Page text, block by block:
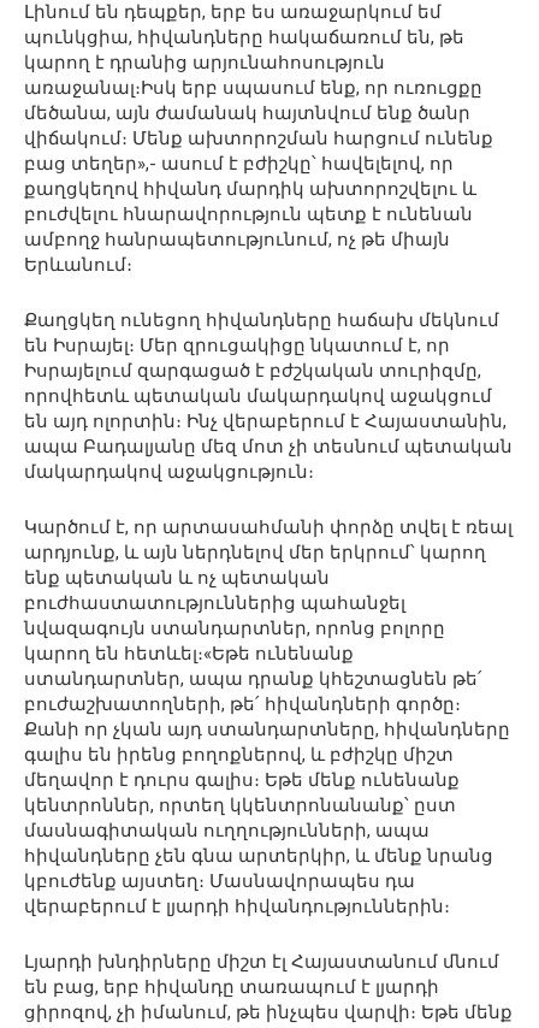
Լինում են դեպքեր, երբ ես առաջարկում եմ
պունկցիա, հիվանդները հակաճառում են, թե
կարող է դրանից արյունահոսություն
առաջանալ։Իսկ երբ սպասում ենք, որ ուռուցքը
մեծանա, այն ժամանակ հայտնվում ենք ծանր
վիճակում։ Մենք ախտորոշման հարցում ունենք
բաց տեղեր»,- ասում է բժիշկը՝ հավելելով, որ
քաղցկեղով հիվանդ մարդիկ ախտորոշվելու և
բուժվելու հնարավորություն պետք է ունենան
ամբողջ հանրապետությունում, ոչ թե միայն
Երևանում։
Քաղցկեղ ունեցող հիվանդները հաճախ մեկնում
են Իսրայել։ Մեր զրուցակիցը նկատում է, որ
Իսրայելում զարգացած է բժշկական տուրիզմը,
որովհետև պետական մակարդակով աջակցում
են այդ ոլորտին։ Ինչ վերաբերում է Հայաստանին,
ապա Բադալյանը մեզ մոտ չի տեսնում պետական
մակարդակով աջակցություն։
Կարծում է, որ արտասահմանի փորձը տվել է ռեալ
արդյունք, և այն ներդնելով մեր երկրում՝ կարող
ենք պետական և ոչ պետական
բուժհաստատություններից պահանջել
նվազագույն ստանդարտներ, որոնց բոլորը
կարող են հետևել։«Եթե ունենանք
ստանդարտներ, ապա դրանք կհեշտացնեն թե՛
բուժաշխատողների, թե՛ հիվանդների գործը։
Քանի որ չկան այդ ստանդարտները, հիվանդները
գալիս են իրենց բողոքներով, և բժիշկը միշտ
մեղավոր է դուրս գալիս։ Եթե մենք ունենանք
կենտրոններ, որտեղ կկենտրոնանանք՝ ըստ
մասնագիտական ուղղությունների, ապա
հիվանդները չեն գնա արտերկիր, և մենք նրանց
կբուժենք այստեղ։ Մասնավորապես դա
վերաբերում է լյարդի հիվանդություններին։
Լյարդի խնդիրները միշտ էլ Հայաստանում մնում
են բաց, երբ հիվանդը տառապում է լյարդի
ցիրոզով, չի իմանում, թե ինչպես վարվի։ Եթե մենք